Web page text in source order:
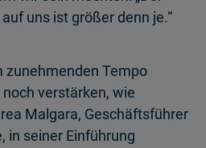
uns ist größer denn je.“
zunehmenden Tempo
verstärken, wie
Malgara, Geschäftsführer
in seiner Einführung